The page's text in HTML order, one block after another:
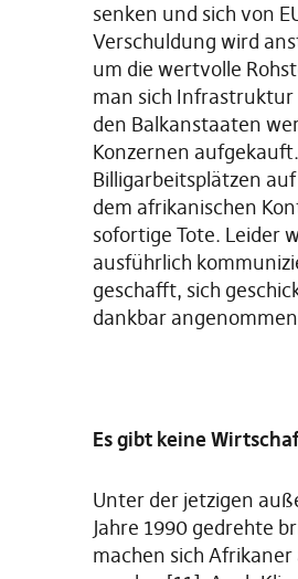
senken und sich von
Verschuldung wird
um die wertvolle
man sich
den Balkanstaaten
Konzernen
Billigarbeitsplätzen
dem afrikanischen
sofortige Tote. Leider
ausführlich
geschafft, sich
dankbar
Es gibt keine
Unter der jetzigen
Jahre 1990 gedrehte
machen sich